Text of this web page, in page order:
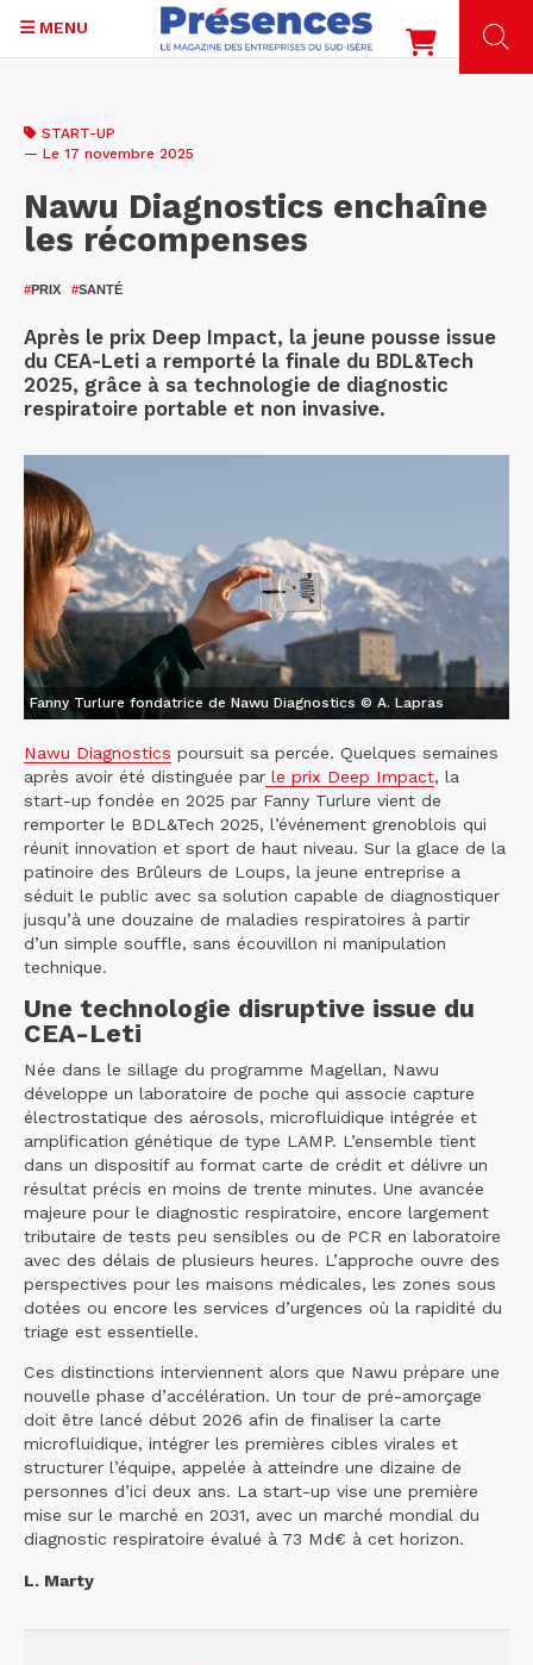
contenu
MENU
START-UP
— Le 17 novembre 2025
Nawu Diagnostics enchaîne
les récompenses
#PRIX #SANTÉ
Après le prix Deep Impact, la jeune pousse issue
du CEA-Leti a remporté la finale du BDL&Tech
2025, grâce à sa technologie de diagnostic
respiratoire portable et non invasive.
Fanny Turlure fondatrice de Nawu Diagnostics © A. Lapras
Nawu Diagnostics poursuit sa percée. Quelques semaines
après avoir été distinguée par le prix Deep Impact, la
start-up fondée en 2025 par Fanny Turlure vient de
remporter le BDL&Tech 2025, l’événement grenoblois qui
réunit innovation et sport de haut niveau. Sur la glace de la
patinoire des Brûleurs de Loups, la jeune entreprise a
séduit le public avec sa solution capable de diagnostiquer
jusqu’à une douzaine de maladies respiratoires à partir
d’un simple souffle, sans écouvillon ni manipulation
technique.
Une technologie disruptive issue du
CEA-Leti
Née dans le sillage du programme Magellan, Nawu
développe un laboratoire de poche qui associe capture
électrostatique des aérosols, microfluidique intégrée et
amplification génétique de type LAMP. L’ensemble tient
dans un dispositif au format carte de crédit et délivre un
résultat précis en moins de trente minutes. Une avancée
majeure pour le diagnostic respiratoire, encore largement
tributaire de tests peu sensibles ou de PCR en laboratoire
avec des délais de plusieurs heures. L’approche ouvre des
perspectives pour les maisons médicales, les zones sous
dotées ou encore les services d’urgences où la rapidité du
triage est essentielle.
Ces distinctions interviennent alors que Nawu prépare une
nouvelle phase d’accélération. Un tour de pré-amorçage
doit être lancé début 2026 afin de finaliser la carte
microfluidique, intégrer les premières cibles virales et
structurer l’équipe, appelée à atteindre une dizaine de
personnes d’ici deux ans. La start-up vise une première
mise sur le marché en 2031, avec un marché mondial du
diagnostic respiratoire évalué à 73 Md€ à cet horizon.
L. Marty